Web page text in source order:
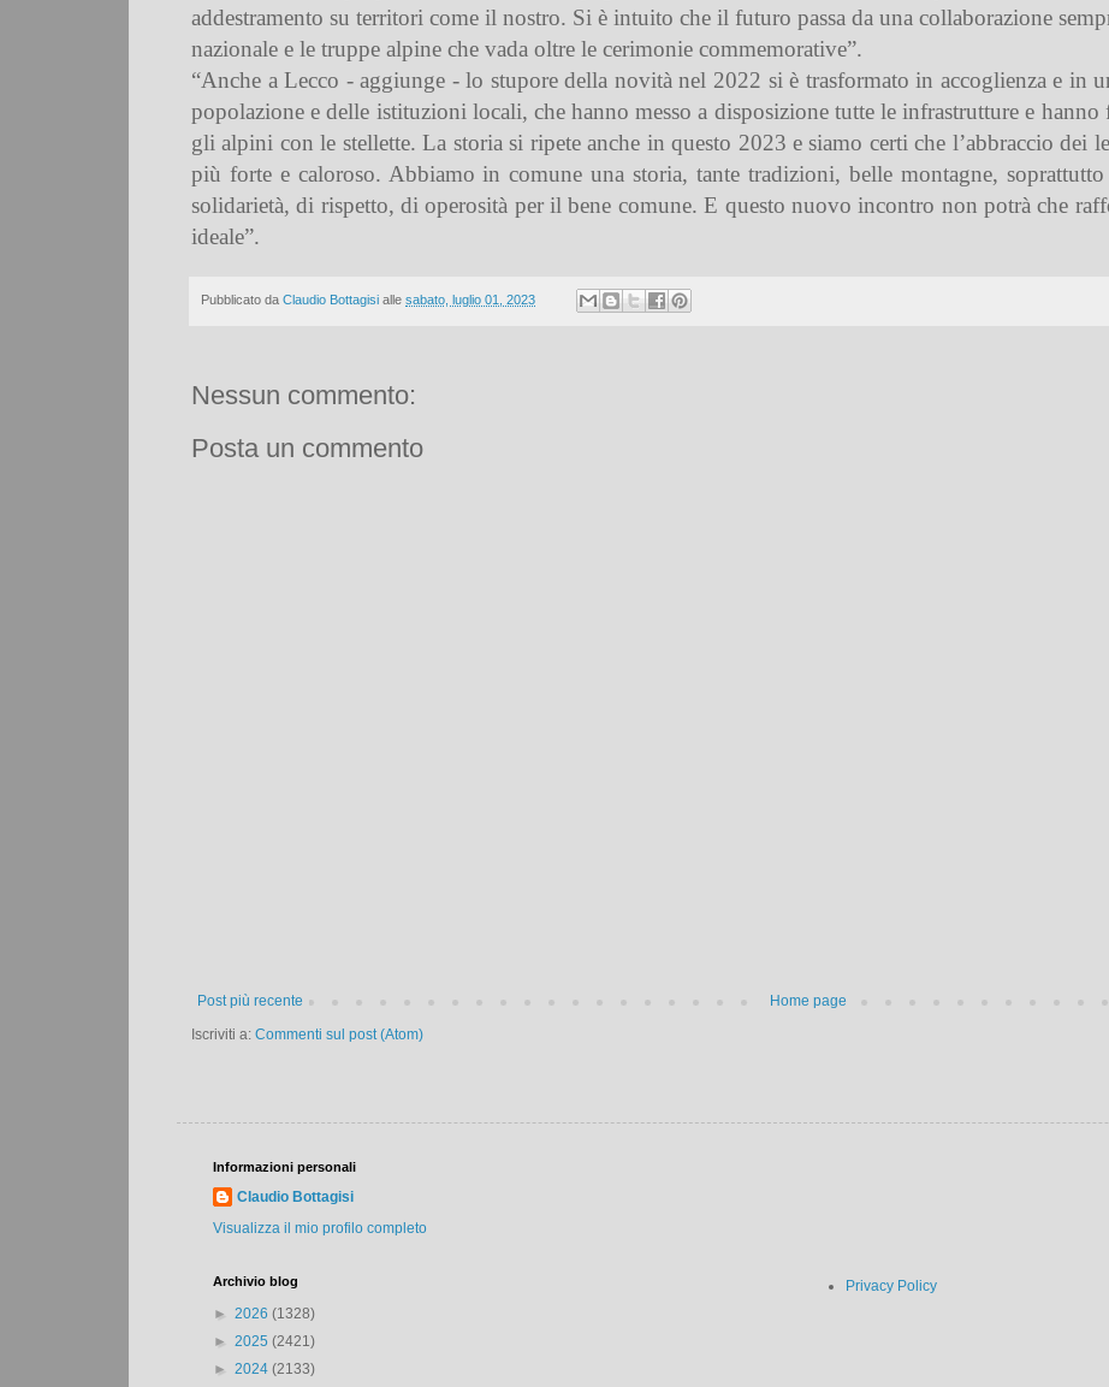
addestramento su territori come il nostro. Si è intuito che il futuro passa da una collaborazione
nazionale e le truppe alpine che vada oltre le cerimonie commemorative”.
“Anche a Lecco - aggiunge - lo stupore della novità nel 2022 si è trasformato in accoglienza e in
popolazione e delle istituzioni locali, che hanno messo a disposizione tutte le infrastrutture e hanno
gli alpini con le stellette. La storia si ripete anche in questo 2023 e siamo certi che l’abbraccio dei
più forte e caloroso. Abbiamo in comune una storia, tante tradizioni, belle montagne,
solidarietà, di rispetto, di operosità per il bene comune. E questo nuovo incontro non potrà che
ideale”.
Pubblicato da Claudio Bottagisi alle sabato, luglio 01, 2023
Nessun commento:
Posta un commento
Post più recente
Home page
Iscriviti a: Commenti sul post (Atom)
Informazioni personali
Claudio Bottagisi
Visualizza il mio profilo completo
Archivio blog
► 2026 (1328)
► 2025 (2421)
► 2024 (2133)
Privacy Policy